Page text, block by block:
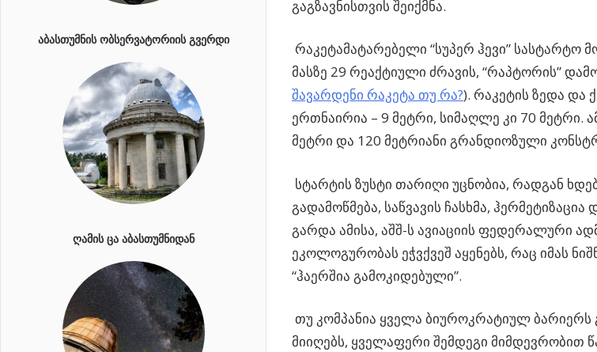
გაგზავნისთვის შეიქმნა.
რაკეტამატარებელი “სუპერ ჰევი” სასტარტო
მასზე 29 რეაქტიული ძრავის, “რაპტორის”
შავარდენი რაკეტა თუ რა?). რაკეტის ზედა და
ერთნაირია – 9 მეტრი, სიმაღლე კი 70 მეტრი.
მეტრი და 120 მეტრიანი გრანდიოზული
სტარტის ზუსტი თარიღი უცნობია, რადგან
გადამოწმება, საწვავის ჩასხმა, ჰერმეტიზაცია
გარდა ამისა, აშშ-ს ავიაციის ფედერალური
ეკოლოგურობას ეჭვქვეშ აყენებს, რაც იმას
“ჰაერშია გამოკიდებული”.
თუ კომპანია ყველა ბიუროკრატიულ
მიიღებს, ყველაფერი შემდეგი მიმდევრობით
ᲐᲑᲐᲡᲗᲣᲛᲜᲘᲡ ᲝᲑᲡᲔᲠᲕᲐᲢᲝᲠᲘᲘᲡ ᲒᲕᲔᲠᲓᲘ
ᲦᲐᲛᲘᲡ ᲪᲐ ᲐᲑᲐᲡᲗᲣᲛᲜᲘᲓᲐᲜ